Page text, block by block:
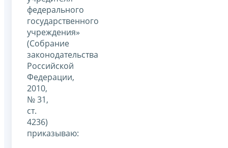
федерального
государственного
учреждения»
(Собрание
законодательства
Российской
Федерации,
2010,
№ 31,
ст.
4236)
приказываю: